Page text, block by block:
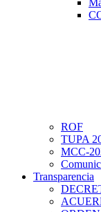
ROF
TUPA
MCC-
Transparencia